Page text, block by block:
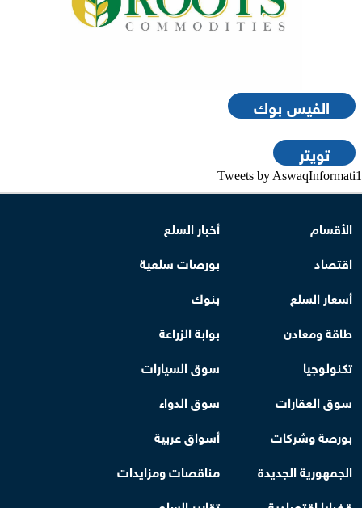
الفيس بوك
تويتر
Tweets by AswaqInformati1
الأقسام
أخبار السلع
اقتصاد
بورصات سلعية
أسعار السلع
بنوك
طاقة ومعادن
بوابة الزراعة
تكنولوجيا
سوق السيارات
سوق العقارات
سوق الدواء
بورصة وشركات
أسواق عربية
الجمهورية الجديدة
مناقصات ومزايدات